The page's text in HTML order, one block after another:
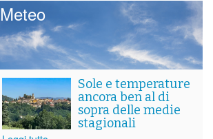
Meteo
Sole e temperature
ancora ben al di
sopra delle medie
stagionali